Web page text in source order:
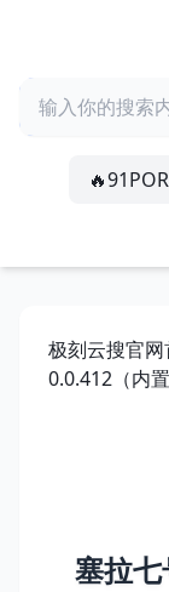
极刻云搜官
0.0.412（内
塞拉